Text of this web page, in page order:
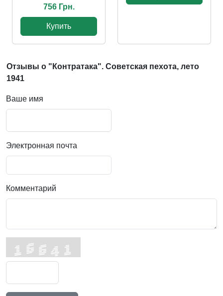
756 Грн.
Купить
Отзывы о "Контратака". Советская пехота, лето
1941
Ваше имя
Электронная почта
Комментарий